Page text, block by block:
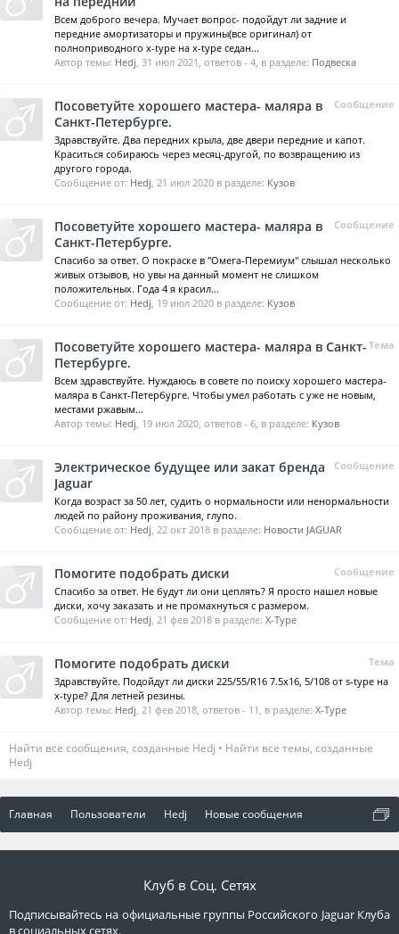
Всем доброго вечера. Мучает вопрос- подойдут ли задние и
передние амортизаторы и пружины(все оригинал) от
полноприводного x-type на x-type седан...
Автор темы: Hedj, 31 июл 2021 , ответов - 4, в разделе: Подвеска
Сообщение
Посоветуйте хорошего мастера- маляра в
Санкт-Петербурге.
Здравствуйте. Два передних крыла, две двери передние и капот.
Краситься собираюсь через месяц-другой, по возвращению из
другого города.
Сообщение от: Hedj, 21 июл 2020 в разделе: Кузов
Сообщение
Посоветуйте хорошего мастера- маляра в
Санкт-Петербурге.
Спасибо за ответ. О покраске в "Омега-Перемиум" слышал несколько
живых отзывов, но увы на данный момент не слишком
положительных. Года 4 я красил...
Сообщение от: Hedj, 19 июл 2020 в разделе: Кузов
Тема
Посоветуйте хорошего мастера- маляра в Санкт-
Петербурге.
Всем здравствуйте. Нуждаюсь в совете по поиску хорошего мастера-
маляра в Санкт-Петербурге. Чтобы умел работать с уже не новым,
местами ржавым...
Автор темы: Hedj, 19 июл 2020, ответов - 6, в разделе: Кузов
Сообщение
Электрическое будущее или закат бренда
Jaguar
Когда возраст за 50 лет, судить о нормальности или ненормальности
людей по району проживания, глупо.
Сообщение от: Hedj, 22 окт 2018 в разделе: Новости JAGUAR
Сообщение
Помогите подобрать диски
Спасибо за ответ. Не будут ли они цеплять? Я просто нашел новые
диски, хочу заказать и не промахнуться с размером.
Сообщение от: Hedj, 21 фев 2018 в разделе: X-Type
Тема
Помогите подобрать диски
Здравствуйте. Подойдут ли диски 225/55/R16 7.5x16, 5/108 от s-type на
x-type? Для летней резины.
Автор темы: Hedj, 21 фев 2018, ответов - 11, в разделе: X-Type
Найти все сообщения, созданные Hedj
Найти все темы, созданные
Hedj
Главная Пользователи Hedj Новые сообщения
Клуб в Соц. Сетях
Подписывайтесь на официальные группы Российского Jaguar Клуба
в социальных сетях.